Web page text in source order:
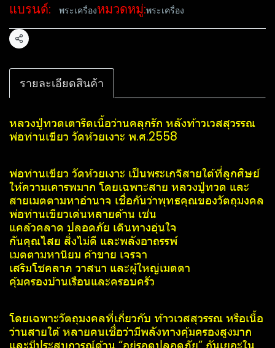
แบรนด์: พระเครื่องหมวดหมู่:พระเครื่อง
แชร์
รายละเอียดสินค้า
หลวงปู่ทวดเตารีดเนื้อว่านคลุกรัก หลังท้าวเวสสุวรรณ​
พ่อท่านเขียว วัดห้วยเงาะ พ.ศ.2558
พ่อท่านเขียว วัดห้วยเงาะ เป็นพระเกจิสายใต้ที่ลูกศิษย์
ให้ความเคารพมาก โดยเฉพาะสาย หลวงปู่ทวด และ
สายเมตตามหาอำนาจ เชื่อกันว่าพุทธคุณของวัตถุมงคล
พ่อท่านเขียวเด่นหลายด้าน เช่น
แคล้วคลาด ปลอดภัย เดินทางอุ่นใจ
กันคุณไสย สิ่งไม่ดี และพลังอาถรรพ์
เมตตามหานิยม ค้าขาย เจรจา
เสริมโชคลาภ วาสนา และผู้ใหญ่เมตตา
คุ้มครองบ้านเรือนและครอบครัว
โดยเฉพาะวัตถุมงคลที่เกี่ยวกับ ท้าวเวสสุวรรณ หรือเนื้อ
ว่านสายใต้ หลายคนเชื่อว่ามีพลังทางคุ้มครองสูงมาก